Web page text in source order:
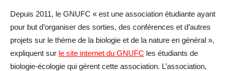
Depuis 2011, le GNUFC « est une association étudiante ayant
pour but d’organiser des sorties, des conférences et d’autres
projets sur le thème de la biologie et de la nature en général »,
expliquent sur le site internet du GNUFC les étudiants de
biologie-écologie qui gèrent cette association. L’association,